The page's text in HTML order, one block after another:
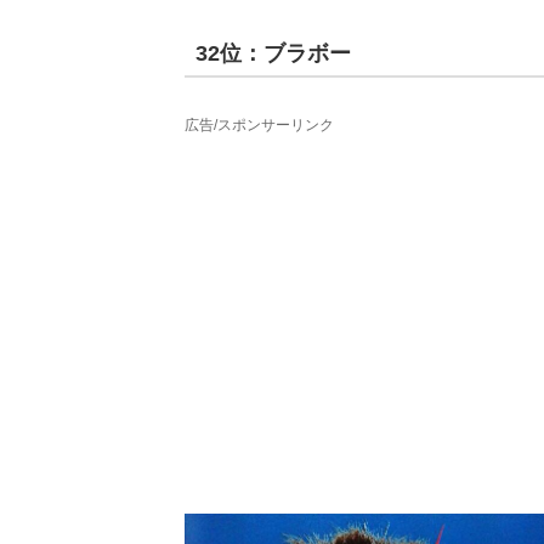
32位：ブラボー
広告/スポンサーリンク